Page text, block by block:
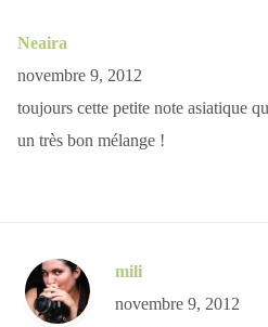
Neaira
novembre 9, 2012
toujours cette petite note asiatique
un très bon mélange !
mili
novembre 9, 2012